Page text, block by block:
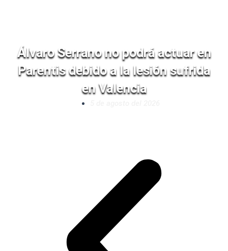
Álvaro Serrano no podrá actuar en
Parentis debido a la lesión sufrida
en Valencia